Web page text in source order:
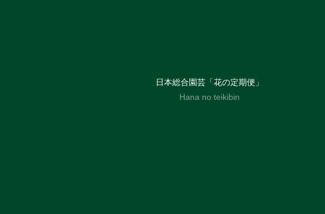
日本総合園芸「花の定期便」
Hana no teikibin